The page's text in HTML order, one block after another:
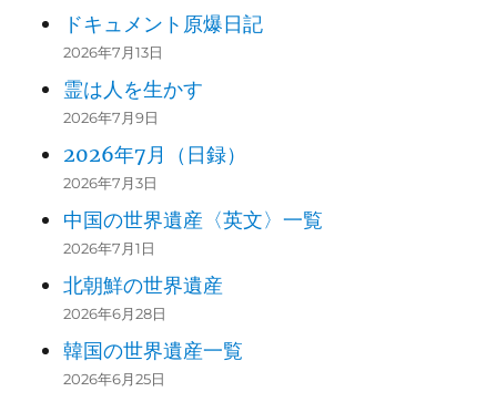
ドキュメント原爆日記
2026年7月13日
霊は人を生かす
2026年7月9日
2026年7月（日録）
2026年7月3日
中国の世界遺産〈英文〉一覧
2026年7月1日
北朝鮮の世界遺産
2026年6月28日
韓国の世界遺産一覧
2026年6月25日